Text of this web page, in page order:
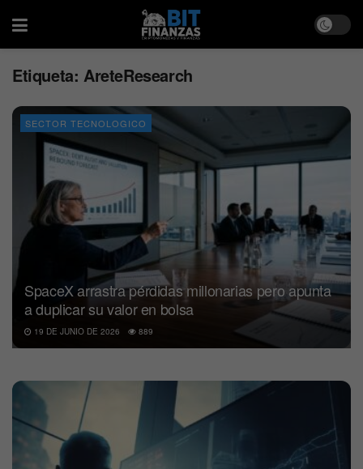
Etiqueta: AreteResearch
SECTOR TECNOLOGICO
SpaceX arrastra pérdidas millonarias pero apunta
a duplicar su valor en bolsa
19 DE JUNIO DE 2026 889